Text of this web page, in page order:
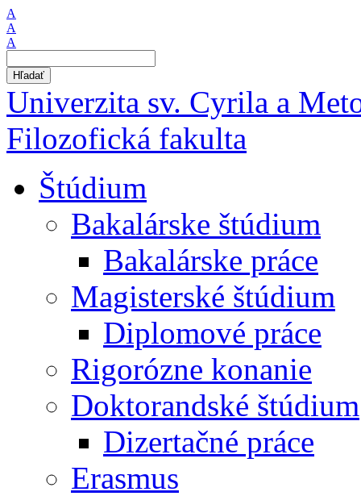
A
A
A
Hľadať
Univerzita sv. Cyrila a
Filozofická fakulta
Štúdium
Bakalárske štúdium
Bakalárske práce
Magisterské štúdium
Diplomové práce
Rigorózne konanie
Doktorandské štúdium
Dizertačné práce
Erasmus